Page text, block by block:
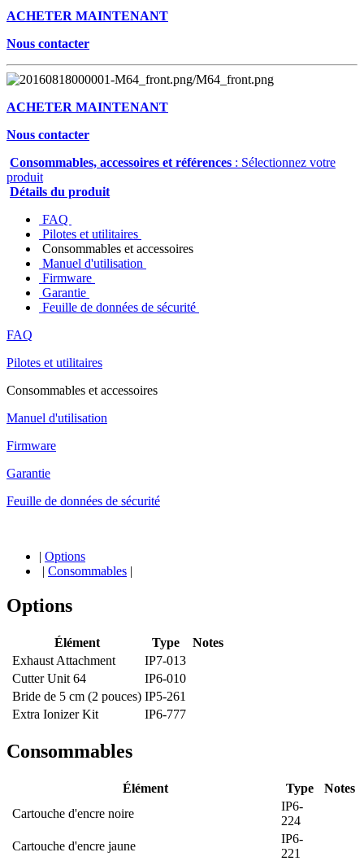
ACHETER MAINTENANT
Nous contacter
ACHETER MAINTENANT
Nous contacter
Consommables, accessoires et références : Sélectionnez votre
produit
Détails du produit
FAQ
Pilotes et utilitaires
Consommables et accessoires
Manuel d'utilisation
Firmware
Garantie
Feuille de données de sécurité
FAQ
Pilotes et utilitaires
Consommables et accessoires
Manuel d'utilisation
Firmware
Garantie
Feuille de données de sécurité
| Options
| Consommables |
Options
Élément Type
Notes
Exhaust Attachment
IP7-013
Cutter Unit 64
IP6-010
Bride de 5 cm (2 pouces) IP5-261
Extra Ionizer Kit
IP6-777
Consommables
Élément Type
Notes
Cartouche d'encre noire
IP6-
224
Cartouche d'encre jaune
IP6-
221